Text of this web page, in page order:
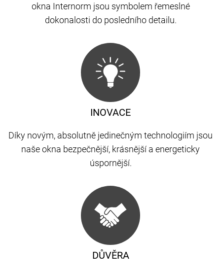
okna Internorm jsou symbolem řemeslné
dokonalosti do posledního detailu.
DŮVĚRA
INOVACE
Díky novým, absolutně jedinečným technologiím jsou
naše okna bezpečnější, krásnější a energeticky
úspornější.